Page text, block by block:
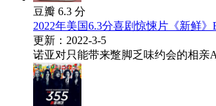
豆瓣 6.3 分
2022年美国6.3分喜剧惊悚片《新鲜
更新：2022-3-5
诺亚对只能带来蹩脚乏味约会的相亲